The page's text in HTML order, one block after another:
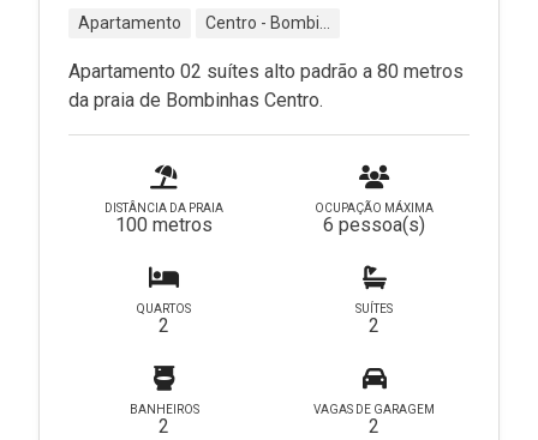
Apartamento Centro - Bombinhas - SC
Apartamento 02 suítes alto padrão a 80 metros
da praia de Bombinhas Centro.
DISTÂNCIA DA PRAIA
100 metros
OCUPAÇÃO MÁXIMA
6 pessoa(s)
QUARTOS
2
SUÍTES
2
BANHEIROS
2
VAGAS DE GARAGEM
2